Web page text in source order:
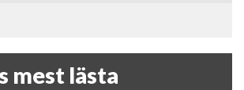
mest lästa